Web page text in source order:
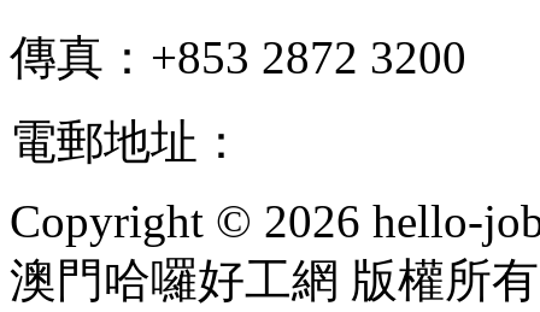
傳真：+853 2872 3200
電郵地址：
Copyright © 2026 hello-
澳門哈囉好工網 版權所有